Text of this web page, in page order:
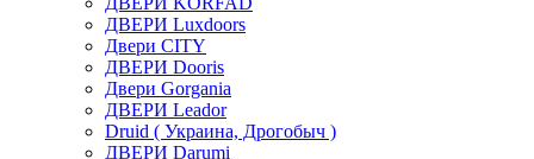
ДВЕРИ Luxdoors
Двери CITY
ДВЕРИ Dooris
Двери Gorgania
ДВЕРИ Leador
Druid ( Украина, Дрогобыч )
ДВЕРИ Darumi